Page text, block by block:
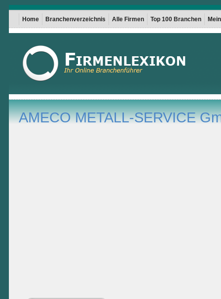
Home Branchenverzeichnis Alle Firmen Top 100 Branchen
AMECO METALL-SERVICE